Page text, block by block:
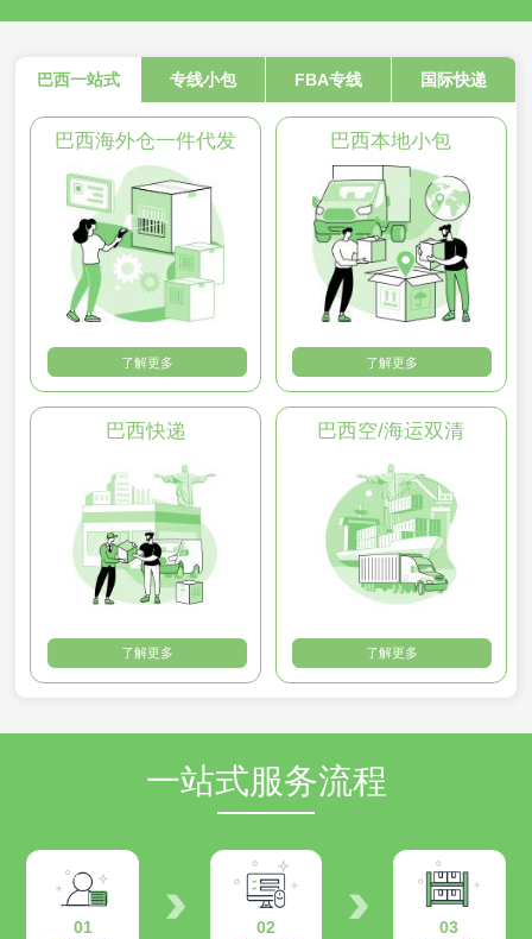
巴西一站式 专线小包 FBA专线 国际快递
巴西海外仓一件代发
了解更多
巴西本地小包
了解更多
巴西快递
了解更多
巴西空/海运双清
了解更多
一站式服务流程
01
02
03